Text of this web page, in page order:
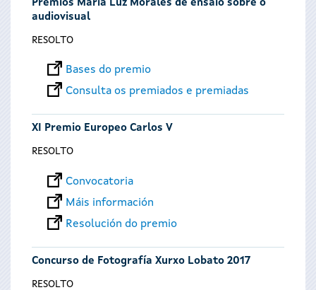
Premios María Luz Morales de ensaio sobre o
audiovisual
RESOLTO
Bases do premio
Consulta os premiados e premiadas
XI Premio Europeo Carlos V
RESOLTO
Convocatoria
Máis información
Resolución do premio
Concurso de Fotografía Xurxo Lobato 2017
RESOLTO